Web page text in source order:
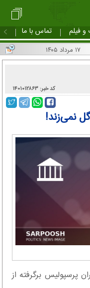
فیلم تماس با ما
۱۷ مرداد ۱۴۰۵
کد خبر: ۱۴۰۱۰۱۲۸۶۳
نمی‌زند!
پرسپولیس برگرفته از